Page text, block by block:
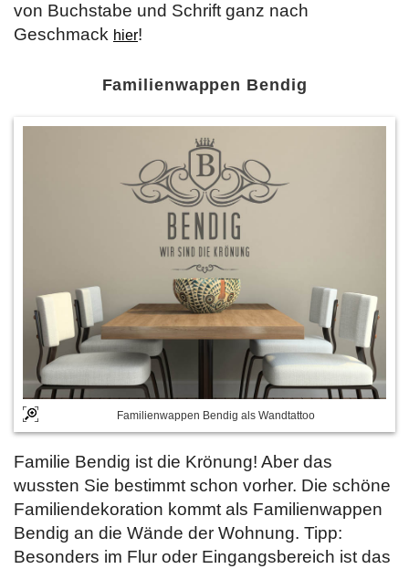
von Buchstabe und Schrift ganz nach
Geschmack hier!
Familienwappen Bendig
Familienwappen Bendig als Wandtattoo
Familie Bendig ist die Krönung! Aber das
wussten Sie bestimmt schon vorher. Die schöne
Familiendekoration kommt als Familienwappen
Bendig an die Wände der Wohnung. Tipp:
Besonders im Flur oder Eingangsbereich ist das